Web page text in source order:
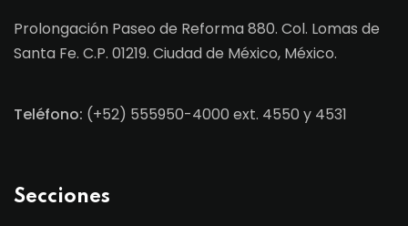
Prolongación Paseo de Reforma 880. Col. Lomas de
Santa Fe. C.P. 01219. Ciudad de México, México.
Teléfono: (+52) 555950-4000 ext. 4550 y 4531
Secciones